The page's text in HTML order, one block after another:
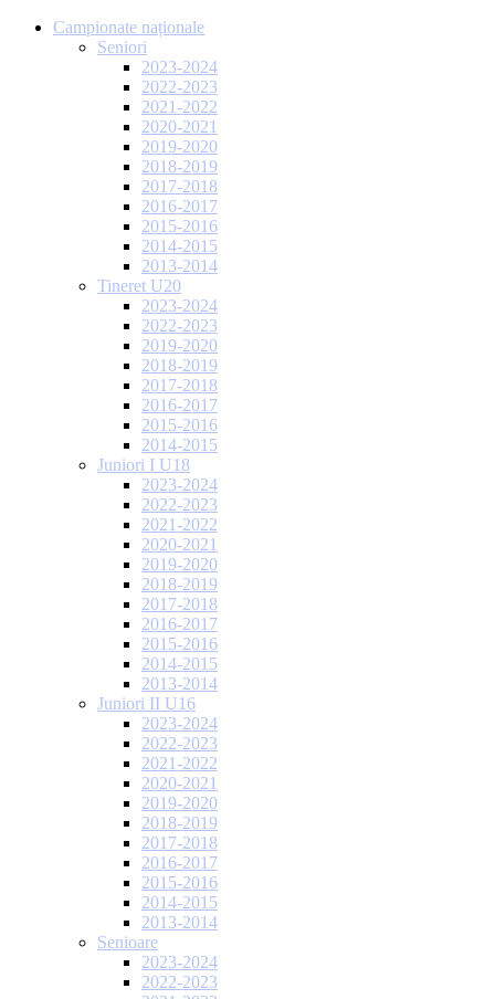
Campionate naționale
Seniori
2023-2024
2022-2023
2021-2022
2020-2021
2019-2020
2018-2019
2017-2018
2016-2017
2015-2016
2014-2015
2013-2014
Tineret U20
2023-2024
2022-2023
2019-2020
2018-2019
2017-2018
2016-2017
2015-2016
2014-2015
Juniori I U18
2023-2024
2022-2023
2021-2022
2020-2021
2019-2020
2018-2019
2017-2018
2016-2017
2015-2016
2014-2015
2013-2014
Juniori II U16
2023-2024
2022-2023
2021-2022
2020-2021
2019-2020
2018-2019
2017-2018
2016-2017
2015-2016
2014-2015
2013-2014
Senioare
2023-2024
2022-2023